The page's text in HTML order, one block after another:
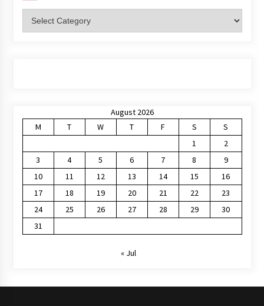
August 2026
M
T W T F S
S
1
2
3
4 5 6 7 8
9
10
11 12 13 14 15
16
17
18 19 20 21 22
23
24
25 26 27 28 29
30
31
« Jul